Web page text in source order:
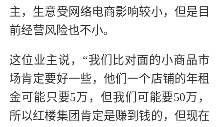
主，生意受网络电商影响较小，但是目
前经营风险也不小。
这位业主说，“我们比对面的小商品市
场肯定要好一些，他们一个店铺的年租
金可能只要5万，但我们可能要50万，
所以红楼集团肯定是赚到钱的，但现在